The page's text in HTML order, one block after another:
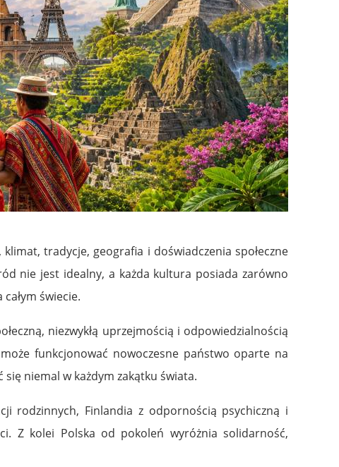
tradycje, geografia i doświadczenia społeczne
nie jest idealny, a każda kultura posiada zarówno
świecie.
niezwykłą uprzejmością i odpowiedzialnością
funkcjonować nowoczesne państwo oparte na
niemal w każdym zakątku świata.
rodzinnych, Finlandia z odpornością psychiczną i
Z kolei Polska od pokoleń wyróżnia solidarność,